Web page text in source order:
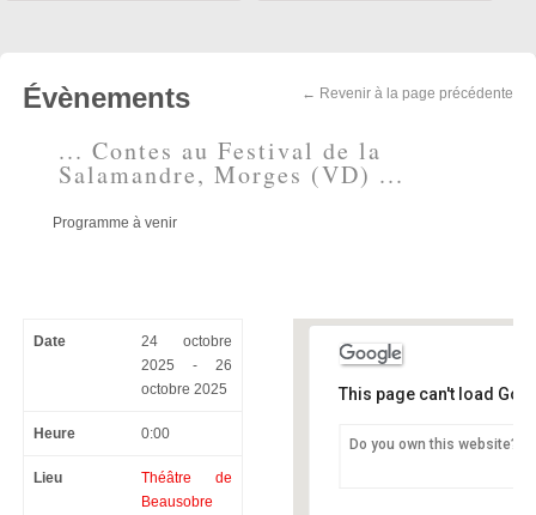
← Revenir à la page précédente
Évènements
... Contes au Festival de la
Salamandre, Morges (VD) ...
Programme à venir
Date
24 octobre
2025 - 26
octobre 2025
Heure 0:00
Lieu
Théâtre de
Beausobre
This page can't load
Do you own this website?